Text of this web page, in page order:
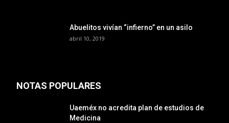
Abuelitos vivían “infierno” en un asilo
abril 10, 2019
NOTAS POPULARES
Uaeméx no acredita plan de estudios de
Medicina